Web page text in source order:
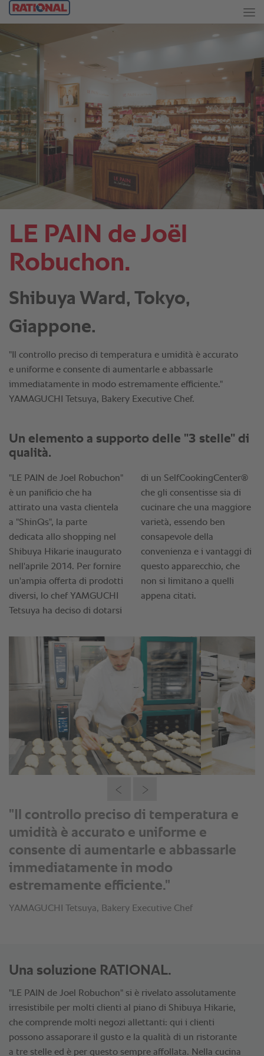
LE PAIN de Joël
Robuchon.
Shibuya Ward, Tokyo,
Giappone.
"Il controllo preciso di temperatura e umidità è accurato
e uniforme e consente di aumentarle e abbassarle
immediatamente in modo estremamente efficiente."
YAMAGUCHI Tetsuya, Bakery Executive Chef.
"Il controllo preciso di temperatura e
umidità è accurato e uniforme e
consente di aumentarle e abbassarle
immediatamente in modo
estremamente efficiente."
YAMAGUCHI Tetsuya, Bakery Executive Chef
Una soluzione RATIONAL.
"LE PAIN de Joel Robuchon" si è rivelato assolutamente
irresistibile per molti clienti al piano di Shibuya Hikarie,
che comprende molti negozi allettanti: qui i clienti
possono assaporare il gusto e la qualità di un ristorante
a tre stelle ed è per questo sempre affollata. Nella cucina